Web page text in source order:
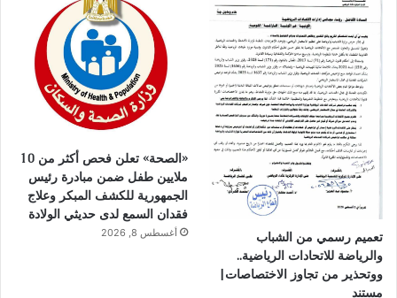
تعميم رسمي من الشباب
والرياضة للاتحادات الرياضية..
ووتحذير من تجاوز الاختصاصات|
مستند
«الصحة» تعلن فحص أكثر من 10
ملايين طفل ضمن مبادرة رئيس
الجمهورية للكشف المبكر وعلاج
فقدان السمع لدى حديثي الولادة
أغسطس 8, 2026